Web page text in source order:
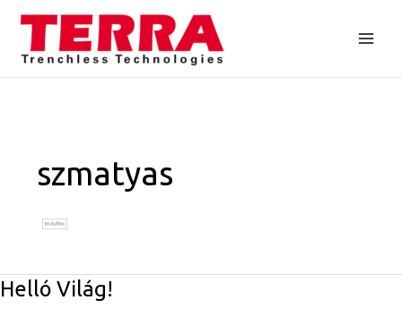
content
szmatyas
Helló Világ!
Helló